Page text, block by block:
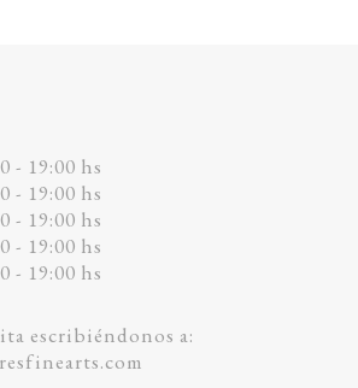
- 19:00 hs
- 19:00 hs
- 19:00 hs
- 19:00 hs
- 19:00 hs
escribiéndonos a: